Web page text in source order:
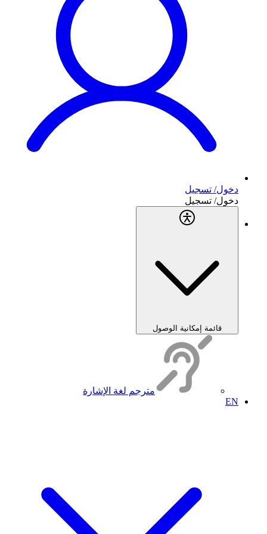
دخول/ تسجيل
دخول/ تسجيل
قائمة إمكانية الوصول
مترجم لغة الإشارة
EN